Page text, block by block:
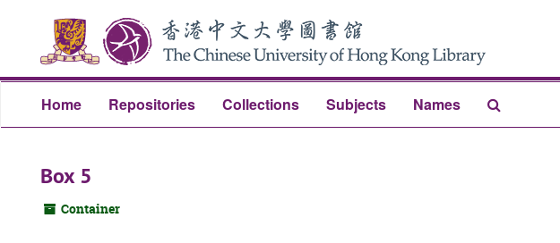
content
Home Repositories Collections Subjects Names
Box 5
Container